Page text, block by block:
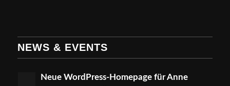
NEWS & EVENTS
Neue WordPress-Homepage für Anne